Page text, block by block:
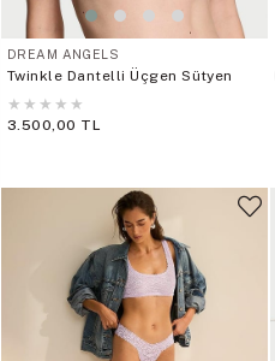
DREAM ANGELS
Twinkle Dantelli Üçgen Sütyen
★ ★ ★ ★ ★
3.500,00 TL